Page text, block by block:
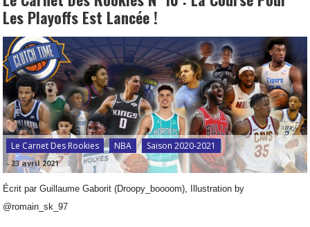
Les Playoffs Est Lancée !
Le Carnet Des Rookies NBA Saison 2020-2021
- 23 avril 2021
Écrit par Guillaume Gaborit (Droopy_boooom), Illustration by
@romain_sk_97